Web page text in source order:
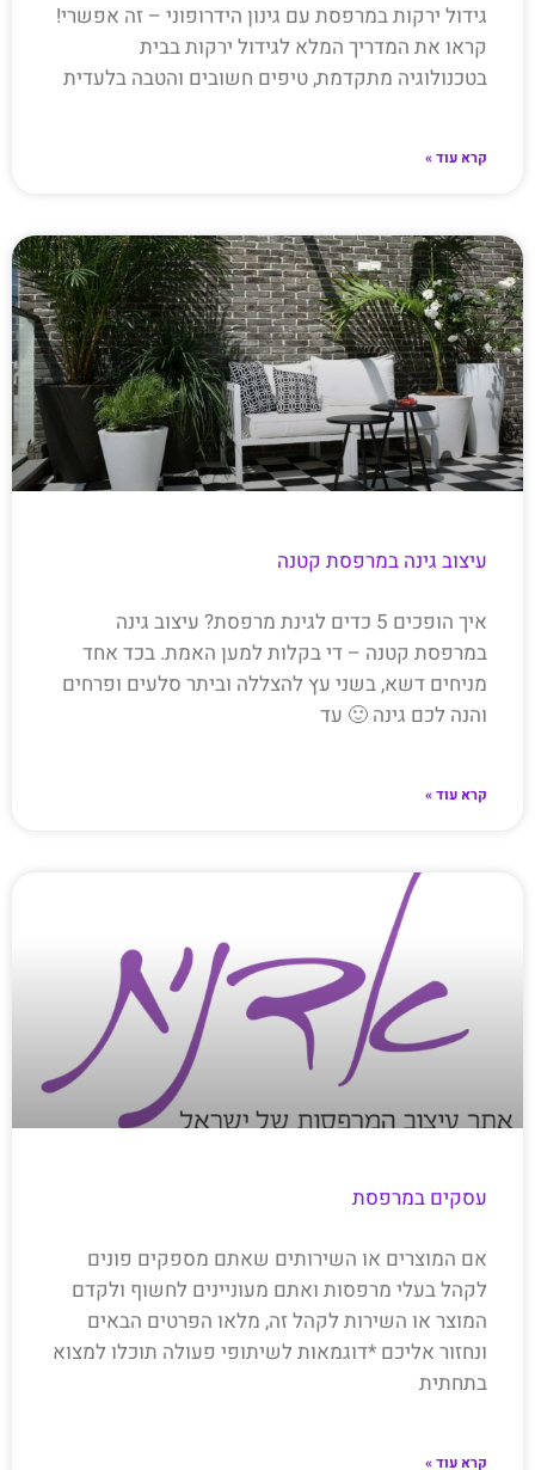
גידול ירקות במרפסת עם גינון הידרופוני – זה אפשרי!
קראו את המדריך המלא לגידול ירקות בבית
בטכנולוגיה מתקדמת, טיפים חשובים והטבה בלעדית
קרא עוד »
עיצוב גינה במרפסת קטנה
איך הופכים 5 כדים לגינת מרפסת? עיצוב גינה
במרפסת קטנה – די בקלות למען האמת. בכד אחד
מניחים דשא, בשני עץ להצללה וביתר סלעים ופרחים
והנה לכם גינה 🙂 עד
קרא עוד »
עסקים במרפסת
אם המוצרים או השירותים שאתם מספקים פונים
לקהל בעלי מרפסות ואתם מעוניינים לחשוף ולקדם
המוצר או השירות לקהל זה, מלאו הפרטים הבאים
ונחזור אליכם *דוגמאות לשיתופי פעולה תוכלו למצוא
בתחתית
קרא עוד »